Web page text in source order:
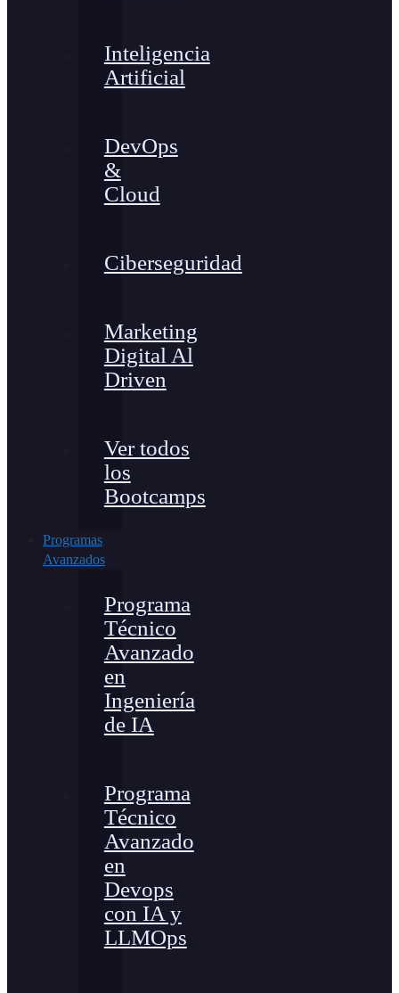
Inteligencia
Artificial
DevOps
&
Cloud
Ciberseguridad
Marketing
Digital Al
Driven
Ver todos
los
Bootcamps
Programas
Avanzados
Programa
Técnico
Avanzado
en
Ingeniería
de IA
Programa
Técnico
Avanzado
en
Devops
con IA y
LLMOps